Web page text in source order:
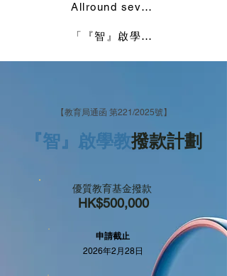
Allround sevices
「『智』啟學教」計劃
​【教育局通函 第221/2025號】
『智』啟學教撥款計劃
優質教育基金撥款
HK$500,000
申請截止
2026年2月28日